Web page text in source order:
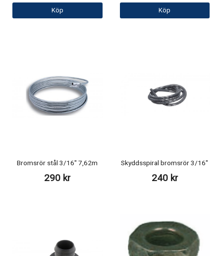
Köp Köp
Bromsrör stål 3/16" 7,62m
290 kr
Skyddsspiral bromsrör 3/16"
240 kr